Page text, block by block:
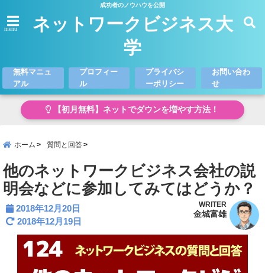
成功者のノウハウを公開
menu
ネットワークビジネス大
学
無料マニュ
アル
プロフィー
ル
プライバシ
ーポリシー
お問い合わ
せ
【初月無料】ネットでダウンを増やす方法！
ホーム 質問と回答
他のネットワークビジネス会社の説
明会などに参加してみてはどうか？
2018年12月20日
2018年12月19日
WRITER
金城富雄